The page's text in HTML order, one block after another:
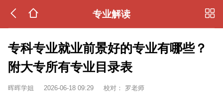
专业解读
专科专业就业前景好的专业有哪些？
附大专所有专业目录表
晖晖学姐 2026-06-18 09:29 校对： 罗老师